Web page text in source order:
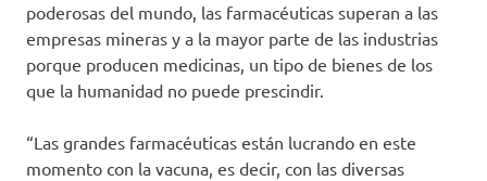
poderosas del mundo, las farmacéuticas superan a las
empresas mineras y a la mayor parte de las industrias
porque producen medicinas, un tipo de bienes de los
que la humanidad no puede prescindir.
“Las grandes farmacéuticas están lucrando en este
momento con la vacuna, es decir, con las diversas